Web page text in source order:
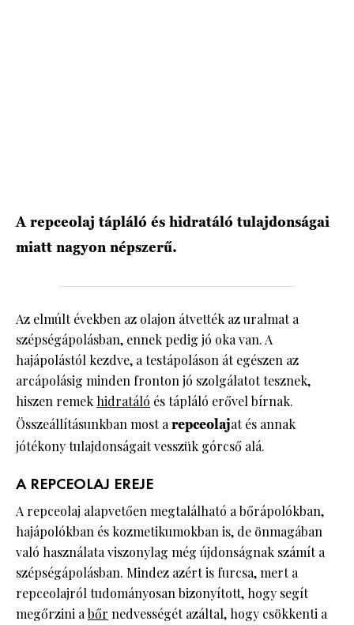
A repceolaj tápláló és hidratáló tulajdonságai
miatt nagyon népszerű.
Az elmúlt években az olajon átvették az uralmat a
szépségápolásban, ennek pedig jó oka van. A
hajápolástól kezdve, a testápoláson át egészen az
arcápolásig minden fronton jó szolgálatot tesznek,
hiszen remek hidratáló és tápláló erővel bírnak.
Összeállításunkban most arepceolajat és annak
jótékony tulajdonságait vesszük górcső alá.
A REPCEOLAJ EREJE
A repceolaj alapvetően megtalálható a bőrápolókban,
hajápolókban és kozmetikumokban is, de önmagában
való használata viszonylag még újdonságnak számít a
szépségápolásban. Mindez azért is furcsa, mert a
repceolajról tudományosan bizonyított, hogy segít
megőrzini abőr nedvességét azáltal, hogy csökkenti a